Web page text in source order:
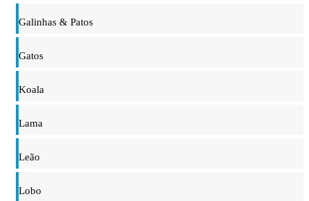
Galinhas & Patos
Gatos
Koala
Lama
Leão
Lobo